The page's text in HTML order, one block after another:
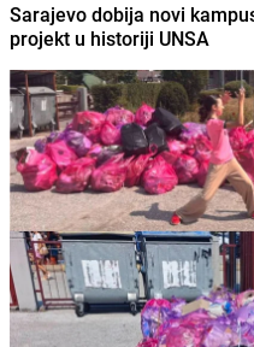
Sarajevo dobija novi
projekt u historiji UNSA